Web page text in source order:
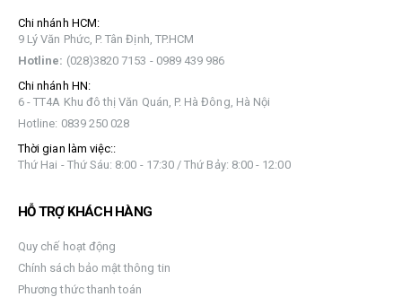
Chi nhánh HCM:
9 Lý Văn Phức, P. Tân Định, TP.HCM
Hotline: (028)3820 7153 - 0989 439 986
Chi nhánh HN:
6 - TT4A Khu đô thị Văn Quán, P. Hà Đông, Hà Nội
Hotline: 0839 250 028
Thời gian làm việc::
Thứ Hai - Thứ Sáu: 8:00 - 17:30 / Thứ Bảy: 8:00 - 12:00
HỖ TRỢ KHÁCH HÀNG
Quy chế hoạt động
Chính sách bảo mật thông tin
Phương thức thanh toán